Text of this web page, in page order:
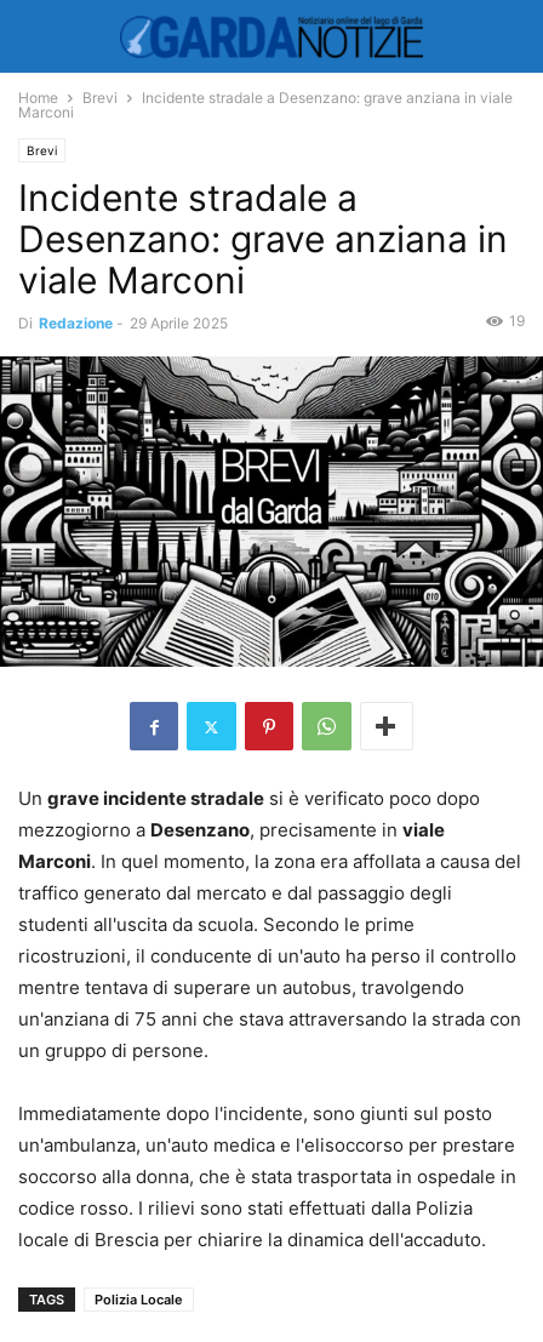
Home Brevi
Incidente stradale a Desenzano: grave anziana in viale
Marconi
Brevi
Incidente stradale a
Desenzano: grave anziana in
viale Marconi
Di Redazione - 29 Aprile 2025 19
Un grave incidente stradale si è verificato poco dopo
mezzogiorno a Desenzano, precisamente in viale
Marconi. In quel momento, la zona era affollata a causa del
traffico generato dal mercato e dal passaggio degli
studenti all'uscita da scuola. Secondo le prime
ricostruzioni, il conducente di un'auto ha perso il controllo
mentre tentava di superare un autobus, travolgendo
un'anziana di 75 anni che stava attraversando la strada con
un gruppo di persone.
Immediatamente dopo l'incidente, sono giunti sul posto
un'ambulanza, un'auto medica e l'elisoccorso per prestare
soccorso alla donna, che è stata trasportata in ospedale in
codice rosso. I rilievi sono stati effettuati dalla Polizia
locale di Brescia per chiarire la dinamica dell'accaduto.
TAGS Polizia Locale